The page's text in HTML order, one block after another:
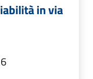
in via